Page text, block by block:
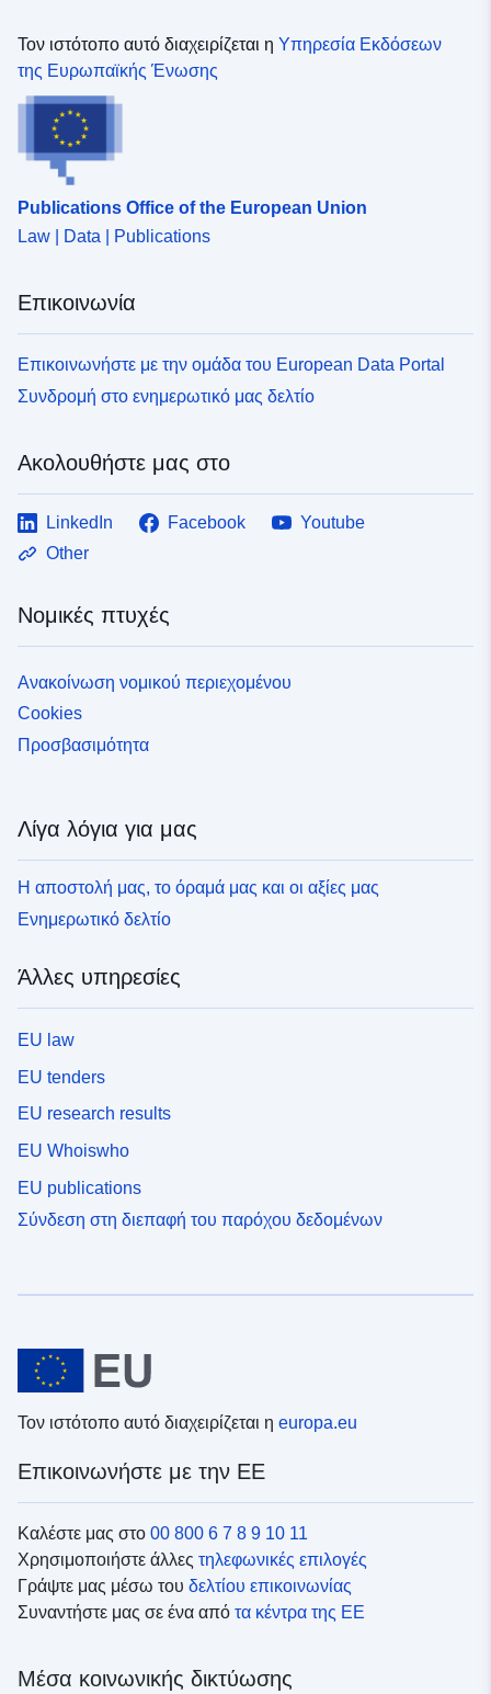
Τον ιστότοπο αυτό διαχειρίζεται η Υπηρεσία Εκδόσεων
της Ευρωπαϊκής Ένωσης
Publications Office of the European Union
Law | Data | Publications
Επικοινωνία
Επικοινωνήστε με την ομάδα του European Data Portal
Συνδρομή στο ενημερωτικό μας δελτίο
Ακολουθήστε μας στο
LinkedIn Facebook
Youtube
Other
Νομικές πτυχές
Ανακοίνωση νομικού περιεχομένου
Cookies
Προσβασιμότητα
Λίγα λόγια για μας
Η αποστολή μας, το όραμά μας και οι αξίες μας
Ενημερωτικό δελτίο
Άλλες υπηρεσίες
EU law
EU tenders
EU research results
EU Whoiswho
EU publications
Σύνδεση στη διεπαφή του παρόχου δεδομένων
Τον ιστότοπο αυτό διαχειρίζεται η europa.eu
Επικοινωνήστε με την ΕΕ
Καλέστε μας στο 00 800 6 7 8 9 10 11
Χρησιμοποιήστε άλλες τηλεφωνικές επιλογές
Γράψτε μας μέσω του δελτίου επικοινωνίας
Συναντήστε μας σε ένα από τα κέντρα της ΕΕ
Μέσα κοινωνικής δικτύωσης